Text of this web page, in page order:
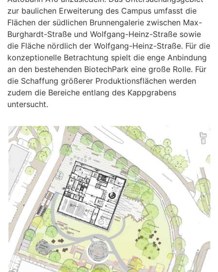
zur baulichen Erweiterung des Campus umfasst die
Flächen der südlichen Brunnengalerie zwischen Max-
Burghardt-Straße und Wolfgang-Heinz-Straße sowie
die Fläche nördlich der Wolfgang-Heinz-Straße. Für die
konzeptionelle Betrachtung spielt die enge Anbindung
an den bestehenden BiotechPark eine große Rolle. Für
die Schaffung größerer Produktionsflächen werden
zudem die Bereiche entlang des Kappgrabens
untersucht.